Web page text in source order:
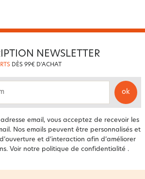
NEWSLETTER
DÈS 99€ D'ACHAT
ok
email, vous acceptez de recevoir les
Nos emails peuvent être personnalisés et
et d’interaction afin d’améliorer
Voir notre politique de confidentialité .